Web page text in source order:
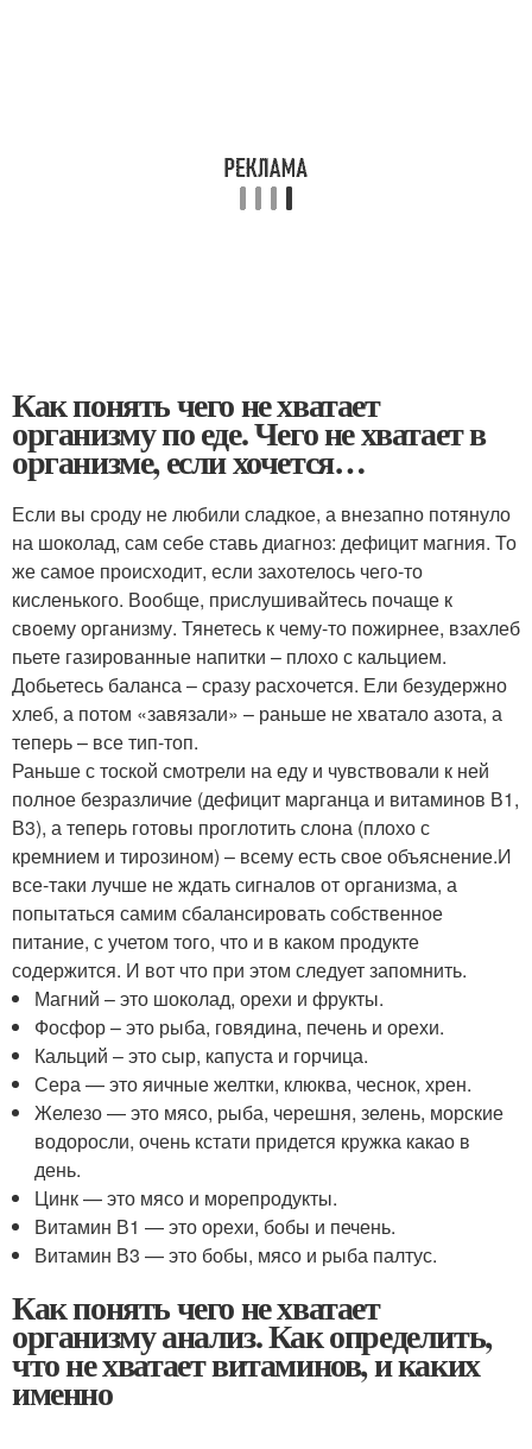
Как понять чего не хватает
организму по еде. Чего не хватает в
организме, если хочется…
Если вы сроду не любили сладкое, а внезапно потянуло
на шоколад, сам себе ставь диагноз: дефицит магния. То
же самое происходит, если захотелось чего-то
кисленького. Вообще, прислушивайтесь почаще к
своему организму. Тянетесь к чему-то пожирнее, взахлеб
пьете газированные напитки – плохо с кальцием.
Добьетесь баланса – сразу расхочется. Ели безудержно
хлеб, а потом «завязали» – раньше не хватало азота, а
теперь – все тип-топ.
Раньше с тоской смотрели на еду и чувствовали к ней
полное безразличие (дефицит марганца и витаминов В1,
В3), а теперь готовы проглотить слона (плохо с
кремнием и тирозином) – всему есть свое объяснение.И
все-таки лучше не ждать сигналов от организма, а
попытаться самим сбалансировать собственное
питание, с учетом того, что и в каком продукте
содержится. И вот что при этом следует запомнить.
Магний – это шоколад, орехи и фрукты.
Фосфор – это рыба, говядина, печень и орехи.
Кальций – это сыр, капуста и горчица.
Сера — это яичные желтки, клюква, чеснок, хрен.
Железо — это мясо, рыба, черешня, зелень, морские
водоросли, очень кстати придется кружка какао в
день.
Цинк — это мясо и морепродукты.
Витамин В1 — это орехи, бобы и печень.
Витамин В3 — это бобы, мясо и рыба палтус.
Как понять чего не хватает
организму анализ. Как определить,
что не хватает витаминов, и каких
именно